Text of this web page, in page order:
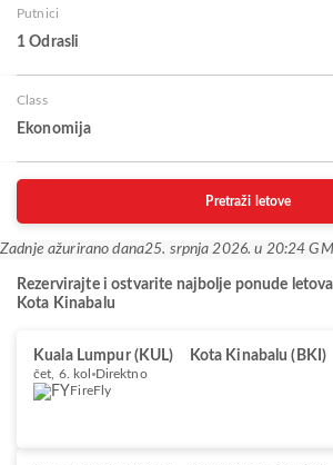
Putnici
1 Odrasli
Class
Ekonomija
Pretraži letove
Zadnje ažurirano dana25. srpnja 2026. u 20:24
Rezervirajte i ostvarite najbolje ponude
Kota Kinabalu
Kuala Lumpur (KUL) Kota Kinabalu (BKI)
čet, 6. kol Direktno
FireFly